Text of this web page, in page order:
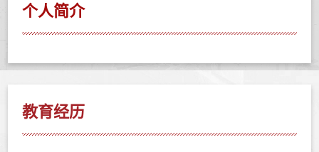
个人简介
教育经历